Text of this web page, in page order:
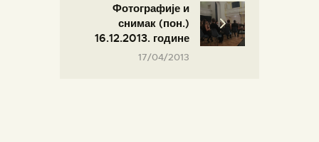
Фотографије и
снимак (пон.)
16.12.2013. године
17/04/2013